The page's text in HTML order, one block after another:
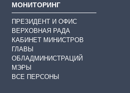
МОНИТОРИНГ
ПРЕЗИДЕНТ И ОФИС
ВЕРХОВНАЯ РАДА
КАБИНЕТ МИНИСТРОВ
ГЛАВЫ
ОБЛАДМИНИСТРАЦИЙ
МЭРЫ
ВСЕ ПЕРСОНЫ